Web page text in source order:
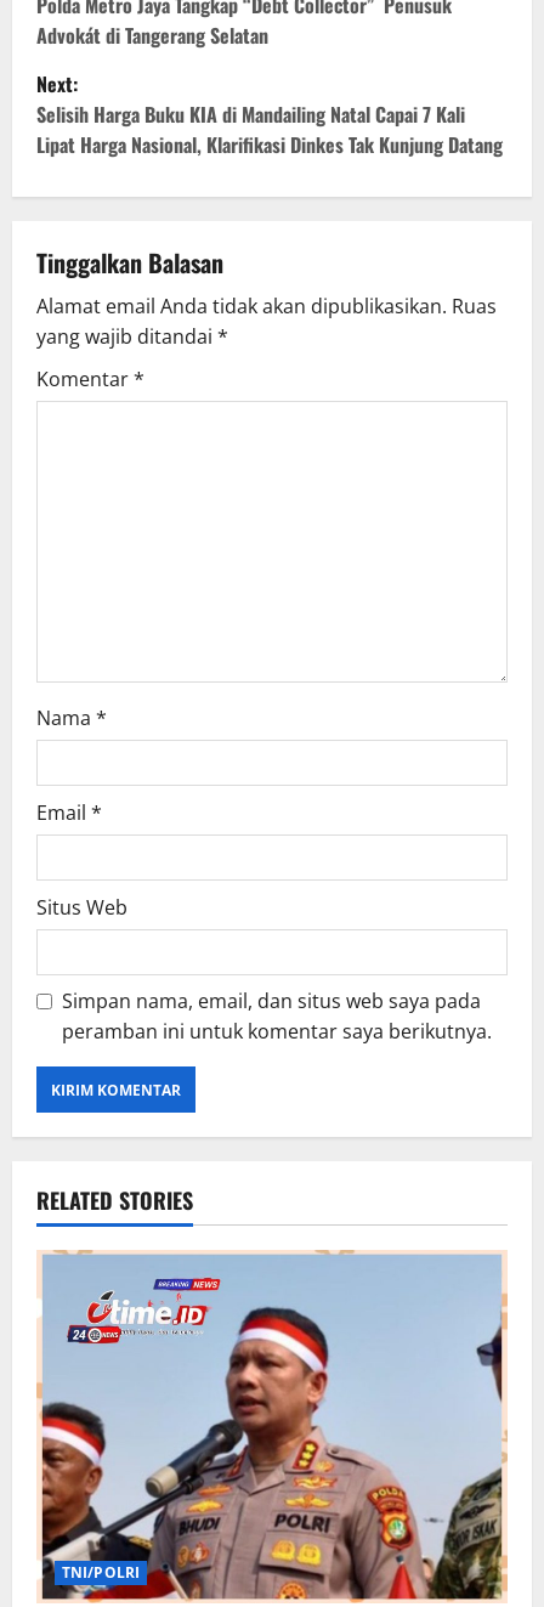
o
s
t
n
v
i
g
Advokát di Tangerang Selatan
Next:
Selisih Harga Buku KIA di Mandailing Natal Capai 7 Kali
Lipat Harga Nasional, Klarifikasi Dinkes Tak Kunjung Datang
Tinggalkan Balasan
Alamat email Anda tidak akan dipublikasikan. Ruas
yang wajib ditandai *
Komentar*
Nama *
Email *
Situs Web
Simpan nama, email, dan situs web saya pada
peramban ini untuk komentar saya berikutnya.
RELATED STORIES
TNI/POLRI